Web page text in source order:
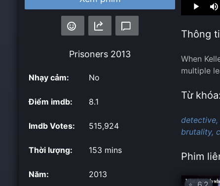
Prisoners 2013
Nhạy cảm: No
Điểm imdb: 8.1
Imdb Votes: 515,924
Thời lượng: 153 mins
Năm: 2013
0.00%
Thông
When
multiple
Từ khóa:
detective,
brutality,
Phim
⭐